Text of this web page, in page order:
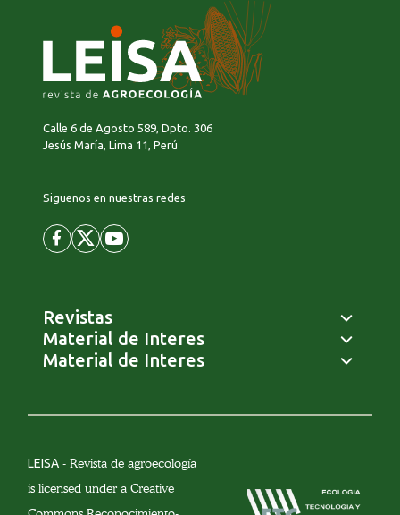
Calle 6 de Agosto 589, Dpto. 306
Jesús María, Lima 11, Perú
Siguenos en nuestras redes
Revistas
Material de Interes
Material de Interes
LEISA- Revista de agroecología
is licensed under a Creative